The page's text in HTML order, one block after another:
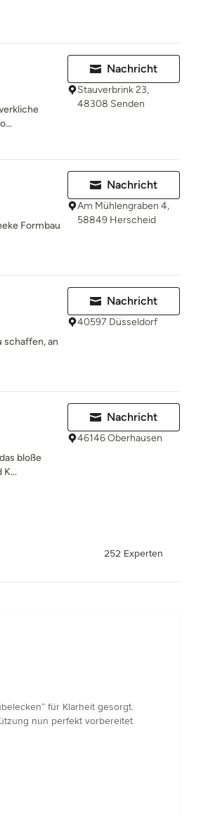
Nachricht
Stauverbrink 23,
48308 Senden
Formbau
Nachricht
Am Mühlengraben 4,
58849 Herscheid
schaffen, an
Nachricht
40597 Düsseldorf
bloße
Nachricht
46146 Oberhausen
252 Experten
für Klarheit gesorgt.
nun perfekt vorbereitet